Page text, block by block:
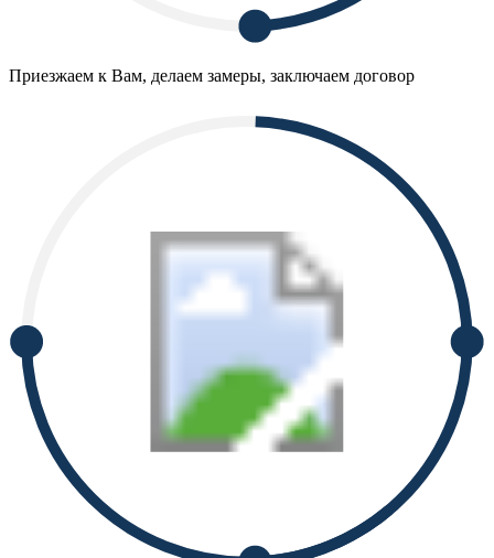
Приезжаем к Вам, делаем замеры, заключаем договор